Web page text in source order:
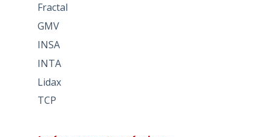
Fractal
GMV
INSA
INTA
Lidax
TCP